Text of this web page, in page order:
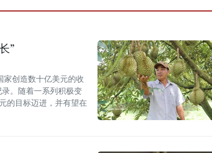
”
家创造数十亿美元的收
。随着一系列积极变
的目标迈进，并有望在